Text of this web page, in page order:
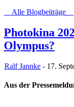
Alle Blogbeiträge
Photokina
Olympus?
Ralf Jannke - 17.
Aus der